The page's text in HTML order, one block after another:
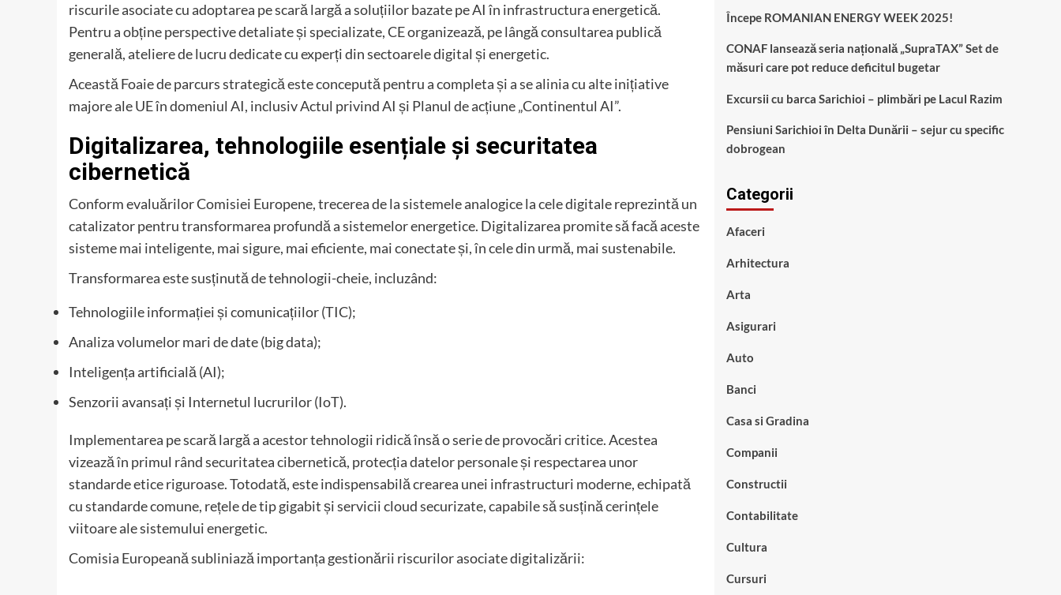
riscurile asociate cu adoptarea pe scară largă a soluțiilor bazate pe AI în infrastructura energetică.
Pentru a obține perspective detaliate și specializate, CE organizează, pe lângă consultarea publică
generală, ateliere de lucru dedicate cu experți din sectoarele digital și energetic.
Această Foaie de parcurs strategică este concepută pentru a completa și a se alinia cu alte inițiative
majore ale UE în domeniul AI, inclusiv Actul privind AI și Planul de acțiune „Continentul AI”.
Digitalizarea, tehnologiile esențiale și securitatea
cibernetică
Conform evaluărilor Comisiei Europene, trecerea de la sistemele analogice la cele digitale reprezintă un
catalizator pentru transformarea profundă a sistemelor energetice. Digitalizarea promite să facă aceste
sisteme mai inteligente, mai sigure, mai eficiente, mai conectate și, în cele din urmă, mai sustenabile.
Transformarea este susținută de tehnologii-cheie, incluzând:
Tehnologiile informației și comunicațiilor (TIC);
Analiza volumelor mari de date (big data);
Inteligența artificială (AI);
Senzorii avansați și Internetul lucrurilor (IoT).
Implementarea pe scară largă a acestor tehnologii ridică însă o serie de provocări critice. Acestea
vizează în primul rând securitatea cibernetică, protecția datelor personale și respectarea unor
standarde etice riguroase. Totodată, este indispensabilă crearea unei infrastructuri moderne, echipată
cu standarde comune, rețele de tip gigabit și servicii cloud securizate, capabile să susțină cerințele
viitoare ale sistemului energetic.
Comisia Europeană subliniază importanța gestionării riscurilor asociate digitalizării:
Începe ROMANIAN ENERGY WEEK 2025!
CONAF lansează seria națională „SupraTAX” Set de
măsuri care pot reduce deficitul bugetar
Excursii cu barca Sarichioi – plimbări pe Lacul Razim
Pensiuni Sarichioi în Delta Dunării – sejur cu specific
dobrogean
Categorii
Afaceri
Arhitectura
Arta
Asigurari
Auto
Banci
Casa si Gradina
Companii
Constructii
Contabilitate
Cultura
Cursuri